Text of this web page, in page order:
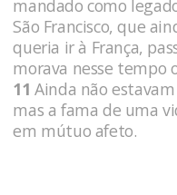
mandado como
São Francisco, que
queria ir à França,
morava nesse tempo
11 Ainda não
mas a fama de uma
em mútuo afeto.